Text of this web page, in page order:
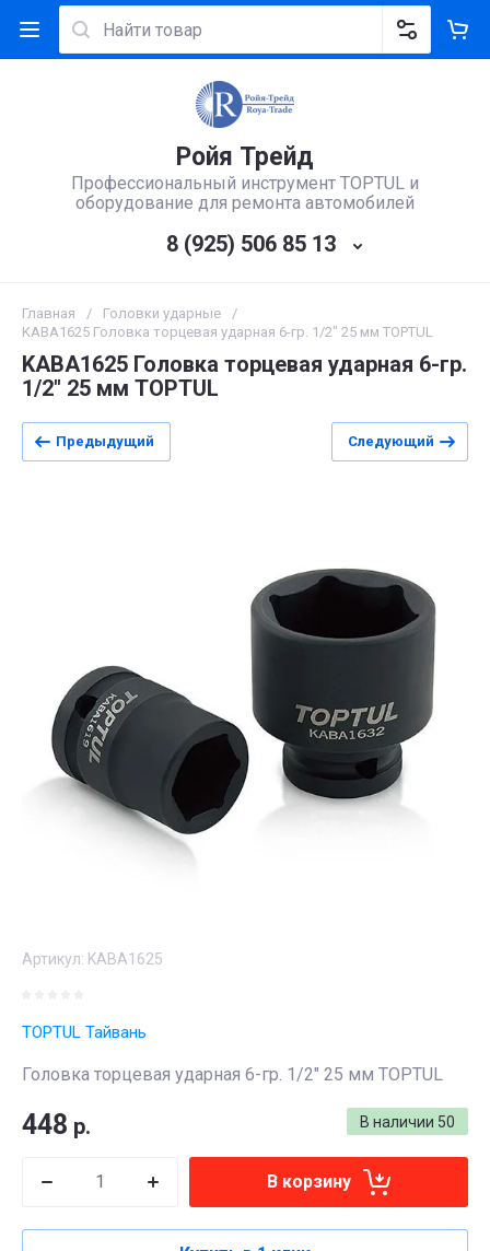
Ройя Трейд
Профессиональный инструмент TOPTUL и
оборудование для ремонта автомобилей
8 (925) 506 85 13
Главная / Головки ударные
/
KABA1625 Головка торцевая ударная 6-гр. 1/2" 25 мм TOPTUL
KABA1625 Головка торцевая ударная 6-гр.
1/2" 25 мм TOPTUL
Предыдущий Следующий
Артикул: KABA1625
TOPTUL Тайвань
Головка торцевая ударная 6-гр. 1/2" 25 мм TOPTUL
В наличии 50
448 р.
В корзину